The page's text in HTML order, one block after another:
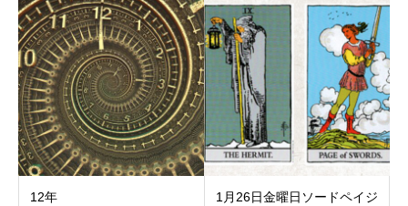
12年
1月26日金曜日ソードペイジ